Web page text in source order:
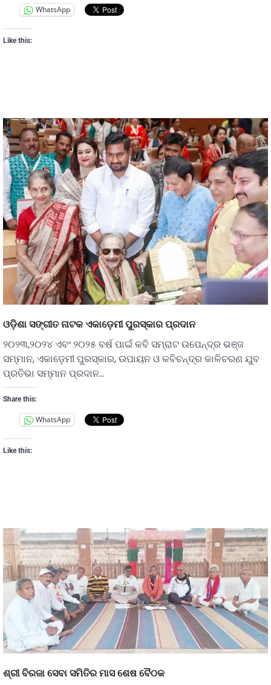
WhatsApp
Like this:
ଓଡ଼ିଶା ସଙ୍ଗୀତ ନାଟକ ଏକାଡ଼େମୀ ପୁରସ୍କାର ପ୍ରଦାନ
୨୦୨୩,୨୦୨୪ ଏବଂ ୨୦୨୫ ବର୍ଷ ପାଇଁ କବି ସମ୍ରାଟ ଉପେନ୍ଦ୍ର ଭଞ୍ଜ
ସମ୍ମାନ, ଏକାଡ଼େମୀ ପୁରସ୍କାର, ଉପାୟନ ଓ କବିଚନ୍ଦ୍ର କାଳିଚରଣ ଯୁବ
ପ୍ରତିଭା ସମ୍ମାନ ପ୍ରଦାନ…
Share this:
WhatsApp
Like this:
ଶ୍ରୀ ବିରଜା ସେବା ସମିତିର ମାସ ଶେଷ ବୈଠକ